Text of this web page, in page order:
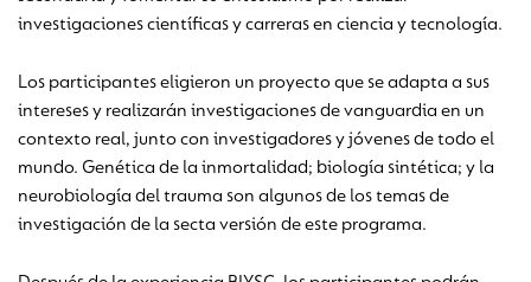
investigaciones científicas y carreras en ciencia y tecnología.
Los participantes eligieron un proyecto que se adapta a sus
intereses y realizarán investigaciones de vanguardia en un
contexto real, junto con investigadores y jóvenes de todo el
mundo. Genética de la inmortalidad; biología sintética; y la
neurobiología del trauma son algunos de los temas de
investigación de la secta versión de este programa.